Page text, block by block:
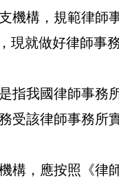
機構，規範律師
現就做好律師事
指我國律師事務
受該律師事務所
構，應按照《律